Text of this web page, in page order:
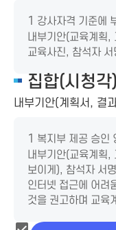
1 강사자격 기준에
내부기안(교육계획,
교육사진, 참석자 서
집합(시청
내부기안(계획서, 결
1 복지부 제공 승인
내부기안(교육계획
보이게), 참석자 서
인터넷 접근에 어려
것을 권고하며 교육